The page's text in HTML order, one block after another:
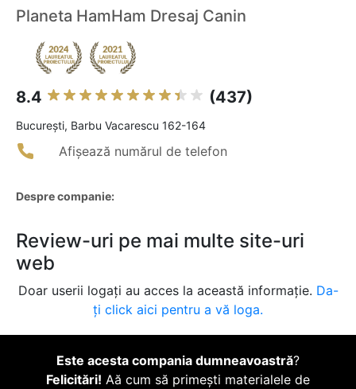
Planeta HamHam Dresaj Canin
8.4 (437)
Bucureşti, Barbu Vacarescu 162-164
Afișează numărul de telefon
Despre companie:
Review-uri pe mai multe site-uri
web
Doar userii logați au acces la această informație. Da-
ți click aici pentru a vă loga.
Este acesta compania dumneavoastră?
Felicitări! Aă cum să primești materialele de